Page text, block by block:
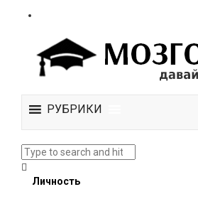
РУБРИКИ
Личность